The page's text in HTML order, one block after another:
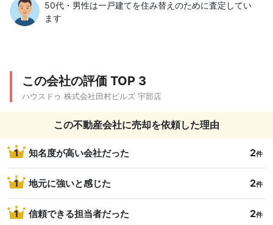
50代・男性は一戸建てを住み替えのために査定してい
ます
この会社の評価 TOP 3
ハウスドゥ 株式会社田村ビルズ 宇部店
この不動産会社に売却を依頼した理由
1 知名度が高い会社だった 2件
1 地元に強いと感じた 2件
1 信頼できる担当者だった 2件